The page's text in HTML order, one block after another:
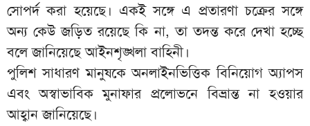
সোপর্দ করা হয়েছে। একই সঙ্গে এ প্রতারণা চক্রের সঙ্গে
অন্য কেউ জড়িত রয়েছে কি না, তা তদন্ত করে দেখা হচ্ছে
বলে জানিয়েছে আইনশৃঙ্খলা বাহিনী।
পুলিশ সাধারণ মানুষকে অনলাইনভিত্তিক বিনিয়োগ অ্যাপস
এবং অস্বাভাবিক মুনাফার প্রলোভনে বিভ্রান্ত না হওয়ার
আহ্বান জানিয়েছে।